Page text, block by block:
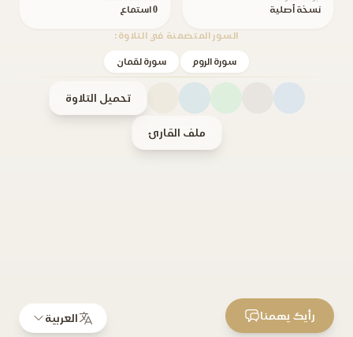
نسخة أصلية 0 استماع
السور المتضمنة في التلاوة:
سورة الروم سورة لقمان
تحميل التلاوة
ملف القارئ
العربية رأيك يهمنا